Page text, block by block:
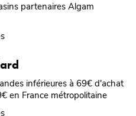
partenaires Algam
inférieures à 69€ d'achat
en France métropolitaine